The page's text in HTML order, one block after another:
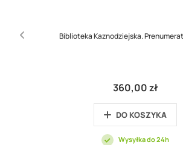
Biblioteka Kaznodziejska.
360,00 zł
DO KOSZYKA
Wysyłka do 24h